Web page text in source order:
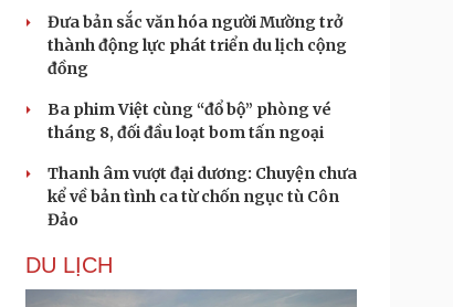
Đưa bản sắc văn hóa người Mường trở
thành động lực phát triển du lịch cộng
đồng
Ba phim Việt cùng “đổ bộ” phòng vé
tháng 8, đối đầu loạt bom tấn ngoại
Thanh âm vượt đại dương: Chuyện chưa
kể về bản tình ca từ chốn ngục tù Côn
Đảo
DU LỊCH